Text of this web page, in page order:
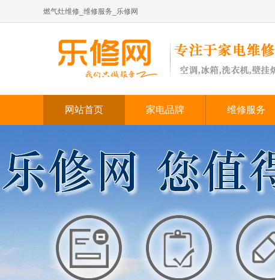
燃气灶维修_维修服务_乐修网
网站首页 家电品牌 维修服务